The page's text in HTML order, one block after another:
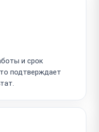
и срок
подтверждает